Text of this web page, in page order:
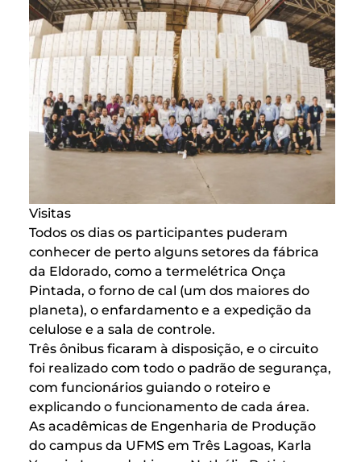
Visitas
Todos os dias os participantes puderam
conhecer de perto alguns setores da fábrica
da Eldorado, como a termelétrica Onça
Pintada, o forno de cal (um dos maiores do
planeta), o enfardamento e a expedição da
celulose e a sala de controle.
Três ônibus ficaram à disposição, e o circuito
foi realizado com todo o padrão de segurança,
com funcionários guiando o roteiro e
explicando o funcionamento de cada área.
As acadêmicas de Engenharia de Produção
do campus da UFMS em Três Lagoas, Karla